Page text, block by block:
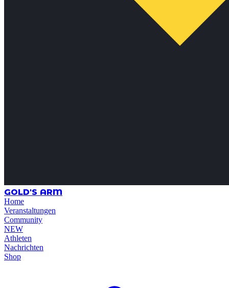
GOLD'S ARM
Home
Veranstaltungen
Community
NEW
Athleten
Nachrichten
Shop